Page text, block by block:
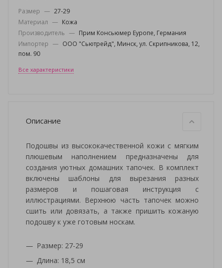
Размер — 27-29
Материал — Кожа
Производитель — Прим Консьюмер Еуропе, Германия
Импортер — ООО "Сьютрейд", Минск, ул. Скрипникова, 12,
пом. 90
Все характеристики
Описание
Подошвы из высококачественной кожи с мягким
плюшевым наполнением предназначены для
создания уютных домашних тапочек. В комплект
включены шаблоны для вырезания разных
размеров и пошаговая инструкция с
иллюстрациями. Верхнюю часть тапочек можно
сшить или довязать, а также пришить кожаную
подошву к уже готовым носкам.
Размер: 27-29
Длина: 18,5 см